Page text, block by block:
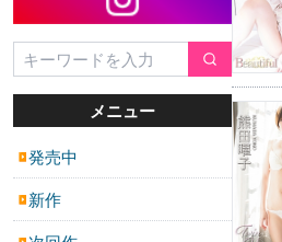
メニュー
▶発売中
▶ 新作